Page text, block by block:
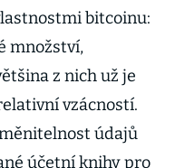
bitcoinu:
množství,
z nich už je
vzácností.
údajů
účetní knihy pro